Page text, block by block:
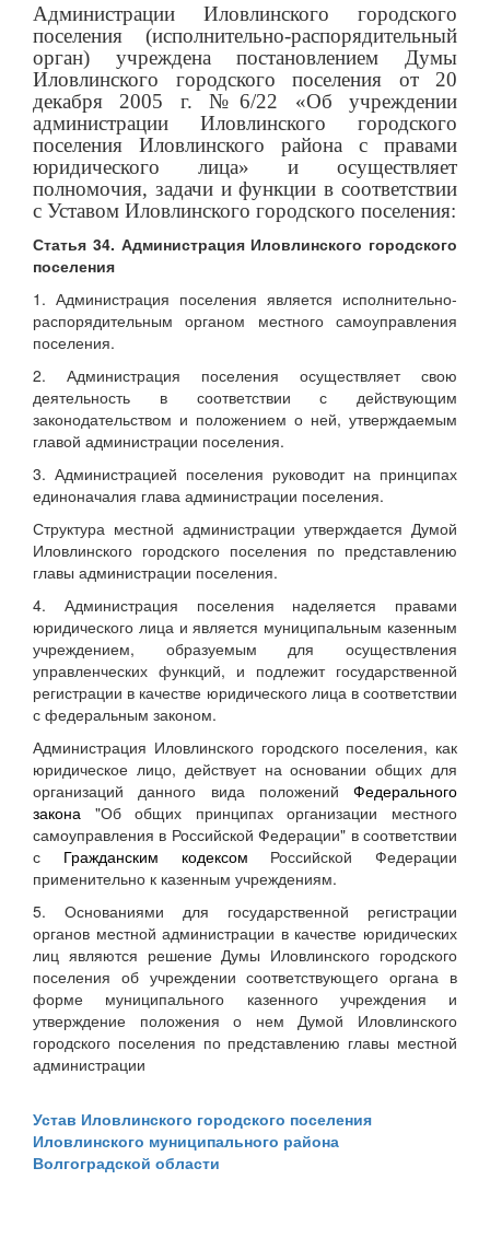
Администрации Иловлинского городского
поселения (исполнительно-распорядительный
орган) учреждена постановлением Думы
Иловлинского городского поселения от 20
декабря 2005 г. №6/22 «Об учреждении
администрации Иловлинского городского
поселения Иловлинского района с правами
юридического лица» и осуществляет
полномочия, задачи и функции в соответствии
с Уставом Иловлинского городского поселения:
Статья 34. Администрация Иловлинского городского
поселения
1. Администрация поселения является исполнительно-
распорядительным органом местного самоуправления
поселения.
2. Администрация поселения осуществляет свою
деятельность в соответствии с действующим
законодательством и положением о ней, утверждаемым
главой администрации поселения.
3. Администрацией поселения руководит на принципах
единоначалия глава администрации поселения.
Структура местной администрации утверждается Думой
Иловлинского городского поселения по представлению
главы администрации поселения.
4. Администрация поселения наделяется правами
юридического лица и является муниципальным казенным
учреждением, образуемым для осуществления
управленческих функций, и подлежит государственной
регистрации в качестве юридического лица в соответствии
с федеральным законом.
Администрация Иловлинского городского поселения, как
юридическое лицо, действует на основании общих для
организаций данного вида положений Федерального
закона "Об общих принципах организации местного
самоуправления в Российской Федерации" в соответствии
с Гражданским кодексом Российской Федерации
применительно к казенным учреждениям.
5. Основаниями для государственной регистрации
органов местной администрации в качестве юридических
лиц являются решение Думы Иловлинского городского
поселения об учреждении соответствующего органа в
форме муниципального казенного учреждения и
утверждение положения о нем Думой Иловлинского
городского поселения по представлению главы местной
администрации
Устав Иловлинского городского поселения
Иловлинского муниципального района
Волгоградской области